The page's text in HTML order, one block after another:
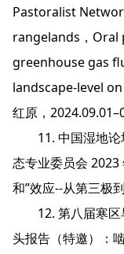
Pastoralist
rangelands，
greenhouse gas
landscape-level
红原，
11. 中国湿地
态专业委员会 2023
和”效应--从第三极
12. 第八届寒
头报告（特邀）：